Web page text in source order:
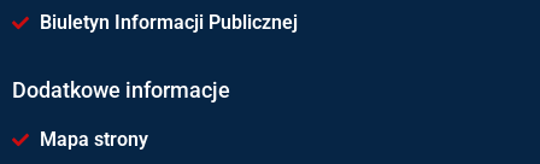
Biuletyn Informacji Publicznej
Dodatkowe informacje
Mapa strony